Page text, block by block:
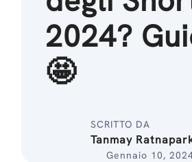
2024?
🤩
SCRITTO DA
Tanmay
Gennaio 10,